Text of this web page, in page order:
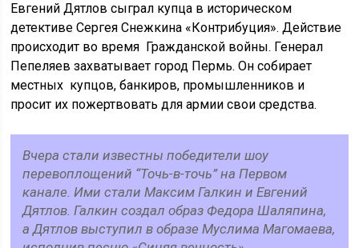
Евгений Дятлов сыграл купца в историческом
детективе Сергея Снежкина «Контрибуция». Действие
происходит во время Гражданской войны. Генерал
Пепеляев захватывает город Пермь. Он собирает
местных купцов, банкиров, промышленников и
просит их пожертвовать для армии свои средства.
Вчера стали известны победители шоу
перевоплощений “Точь-в-точь” на Первом
канале. Ими стали Максим Галкин и Евгений
Дятлов. Галкин создал образ Федора Шаляпина,
а Дятлов выступил в образе Муслима Магомаева,